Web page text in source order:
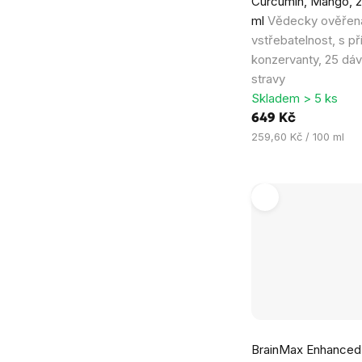
ml Vědecky
vstřebatelnost, s
konzervanty, 25
stravy
Skladem > 5 ks
649 Kč
Měrná
259,60 Kč / 100 ml
BrainMax